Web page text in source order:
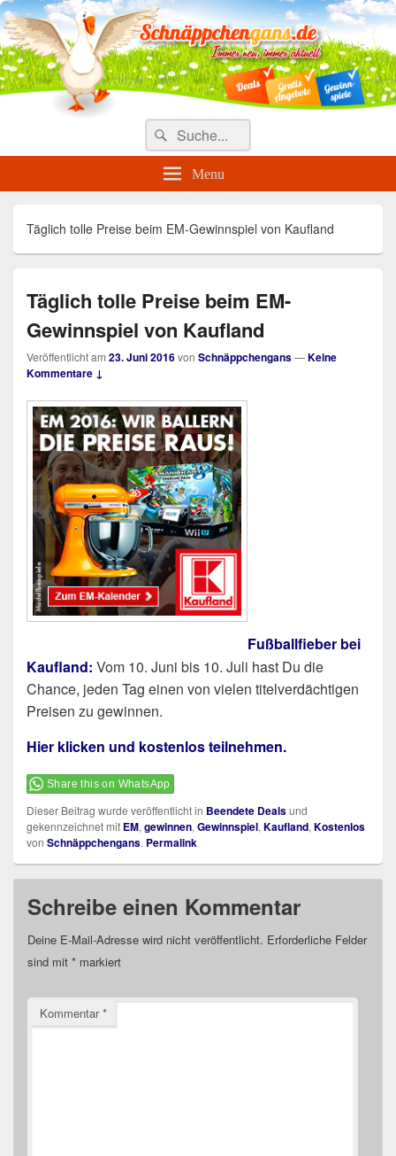
Täglich die besten Gewinnspiele
und Angebote
Search
for:
Suche
Menu
Täglich tolle Preise beim EM-Gewinnspiel von Kaufland
Täglich tolle Preise beim EM-
Gewinnspiel von Kaufland
Veröffentlicht am 23. Juni 2016von Schnäppchengans—Keine
Kommentare ↓
Fußballfieber bei
Kaufland: Vom 10. Juni bis 10. Juli hast Du die
Chance, jeden Tag einen von vielen titelverdächtigen
Preisen zu gewinnen.
Hier klicken und kostenlos teilnehmen.
Share this on WhatsApp
Dieser Beitrag wurde veröffentlicht in Beendete Dealsund
gekennzeichnet mit EM, gewinnen, Gewinnspiel, Kaufland, Kostenlos
von Schnäppchengans. Permalink
Schreibe einen Kommentar
Deine E-Mail-Adresse wird nicht veröffentlicht. Erforderliche Felder
sind mit * markiert
Kommentar*